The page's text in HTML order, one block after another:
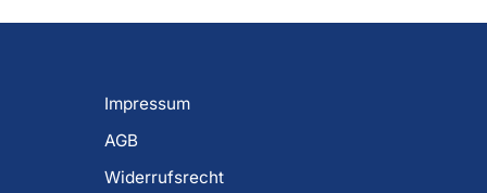
Impressum
AGB
Widerrufsrecht